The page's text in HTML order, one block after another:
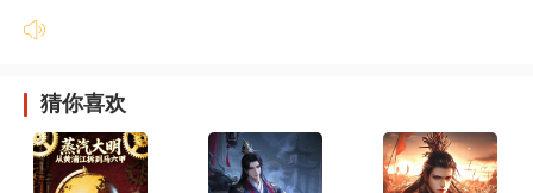
猜你喜欢